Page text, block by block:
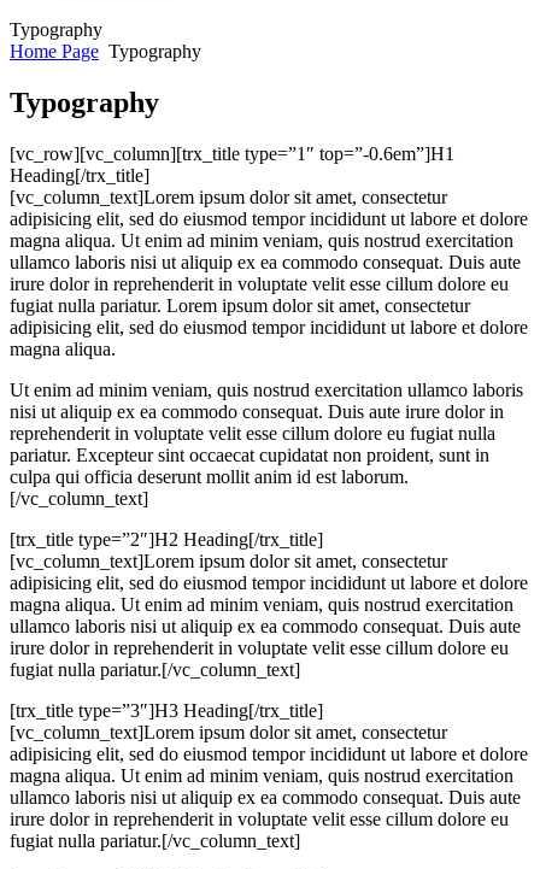
Typography
Home Page Typography
Typography
[vc_row][vc_column][trx_title type=”1″ top=”-0.6em”]H1
Heading[/trx_title]
[vc_column_text]Lorem ipsum dolor sit amet, consectetur
adipisicing elit, sed do eiusmod tempor incididunt ut labore et dolore
magna aliqua. Ut enim ad minim veniam, quis nostrud exercitation
ullamco laboris nisi ut aliquip ex ea commodo consequat. Duis aute
irure dolor in reprehenderit in voluptate velit esse cillum dolore eu
fugiat nulla pariatur. Lorem ipsum dolor sit amet, consectetur
adipisicing elit, sed do eiusmod tempor incididunt ut labore et dolore
magna aliqua.
Ut enim ad minim veniam, quis nostrud exercitation ullamco laboris
nisi ut aliquip ex ea commodo consequat. Duis aute irure dolor in
reprehenderit in voluptate velit esse cillum dolore eu fugiat nulla
pariatur. Excepteur sint occaecat cupidatat non proident, sunt in
culpa qui officia deserunt mollit anim id est laborum.
[/vc_column_text]
[trx_title type=”2″]H2 Heading[/trx_title]
[vc_column_text]Lorem ipsum dolor sit amet, consectetur
adipisicing elit, sed do eiusmod tempor incididunt ut labore et dolore
magna aliqua. Ut enim ad minim veniam, quis nostrud exercitation
ullamco laboris nisi ut aliquip ex ea commodo consequat. Duis aute
irure dolor in reprehenderit in voluptate velit esse cillum dolore eu
fugiat nulla pariatur.[/vc_column_text]
[trx_title type=”3″]H3 Heading[/trx_title]
[vc_column_text]Lorem ipsum dolor sit amet, consectetur
adipisicing elit, sed do eiusmod tempor incididunt ut labore et dolore
magna aliqua. Ut enim ad minim veniam, quis nostrud exercitation
ullamco laboris nisi ut aliquip ex ea commodo consequat. Duis aute
irure dolor in reprehenderit in voluptate velit esse cillum dolore eu
fugiat nulla pariatur.[/vc_column_text]